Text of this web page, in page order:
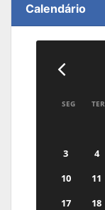
Calendário
SEG TER
3
4
10
11
17
18